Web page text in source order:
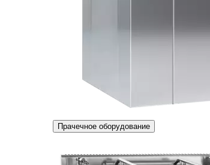
Прачечное оборудование